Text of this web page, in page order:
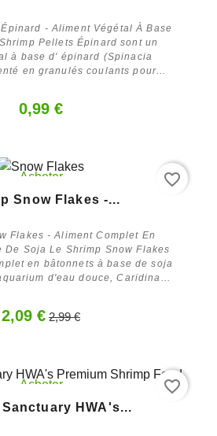
- Aliment Végétal À Base
Pellets Épinard sont un
à base d' épinard (Spinacia
en granulés coulants pour...
0,99 €
Acheter
Snow Flakes -...
Flakes - Aliment Complet En
De Soja Le Shrimp Snow Flakes
en bâtonnets à base de soja
d'eau douce, Caridina...
2,09 € 2,99 €
favorite_border
Acheter
HWA's...
favorite_border